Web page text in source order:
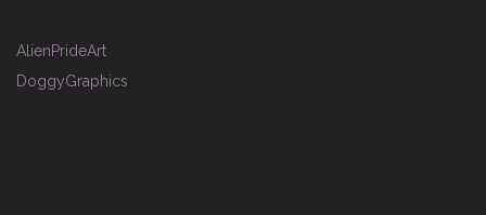
AlienPrideArt
DoggyGraphics